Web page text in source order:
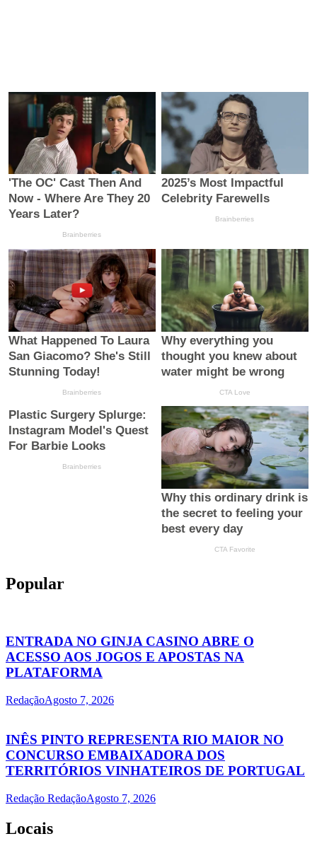
Popular
ENTRADA NO GINJA CASINO ABRE O
ACESSO AOS JOGOS E APOSTAS NA
PLATAFORMA
RedaçãoAgosto 7, 2026
INÊS PINTO REPRESENTA RIO MAIOR NO
CONCURSO EMBAIXADORA DOS
TERRITÓRIOS VINHATEIROS DE PORTUGAL
Redação RedaçãoAgosto 7, 2026
Locais